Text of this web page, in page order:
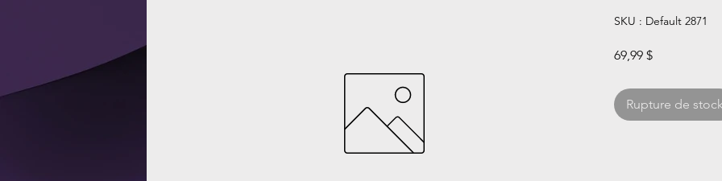
SKU : Default 2871
69,99 $Prix
Rupture de